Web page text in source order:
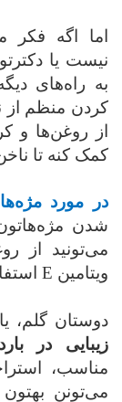
اما اگه فکر
نیست یا
به راه‌های
کردن منظم از
از روغن‌ها و
کمک کنه تا
در مورد
شدن
می‌تونید از
ویتامین E
دوستان گلم،
زیبایی در
مناسب،
می‌تونن